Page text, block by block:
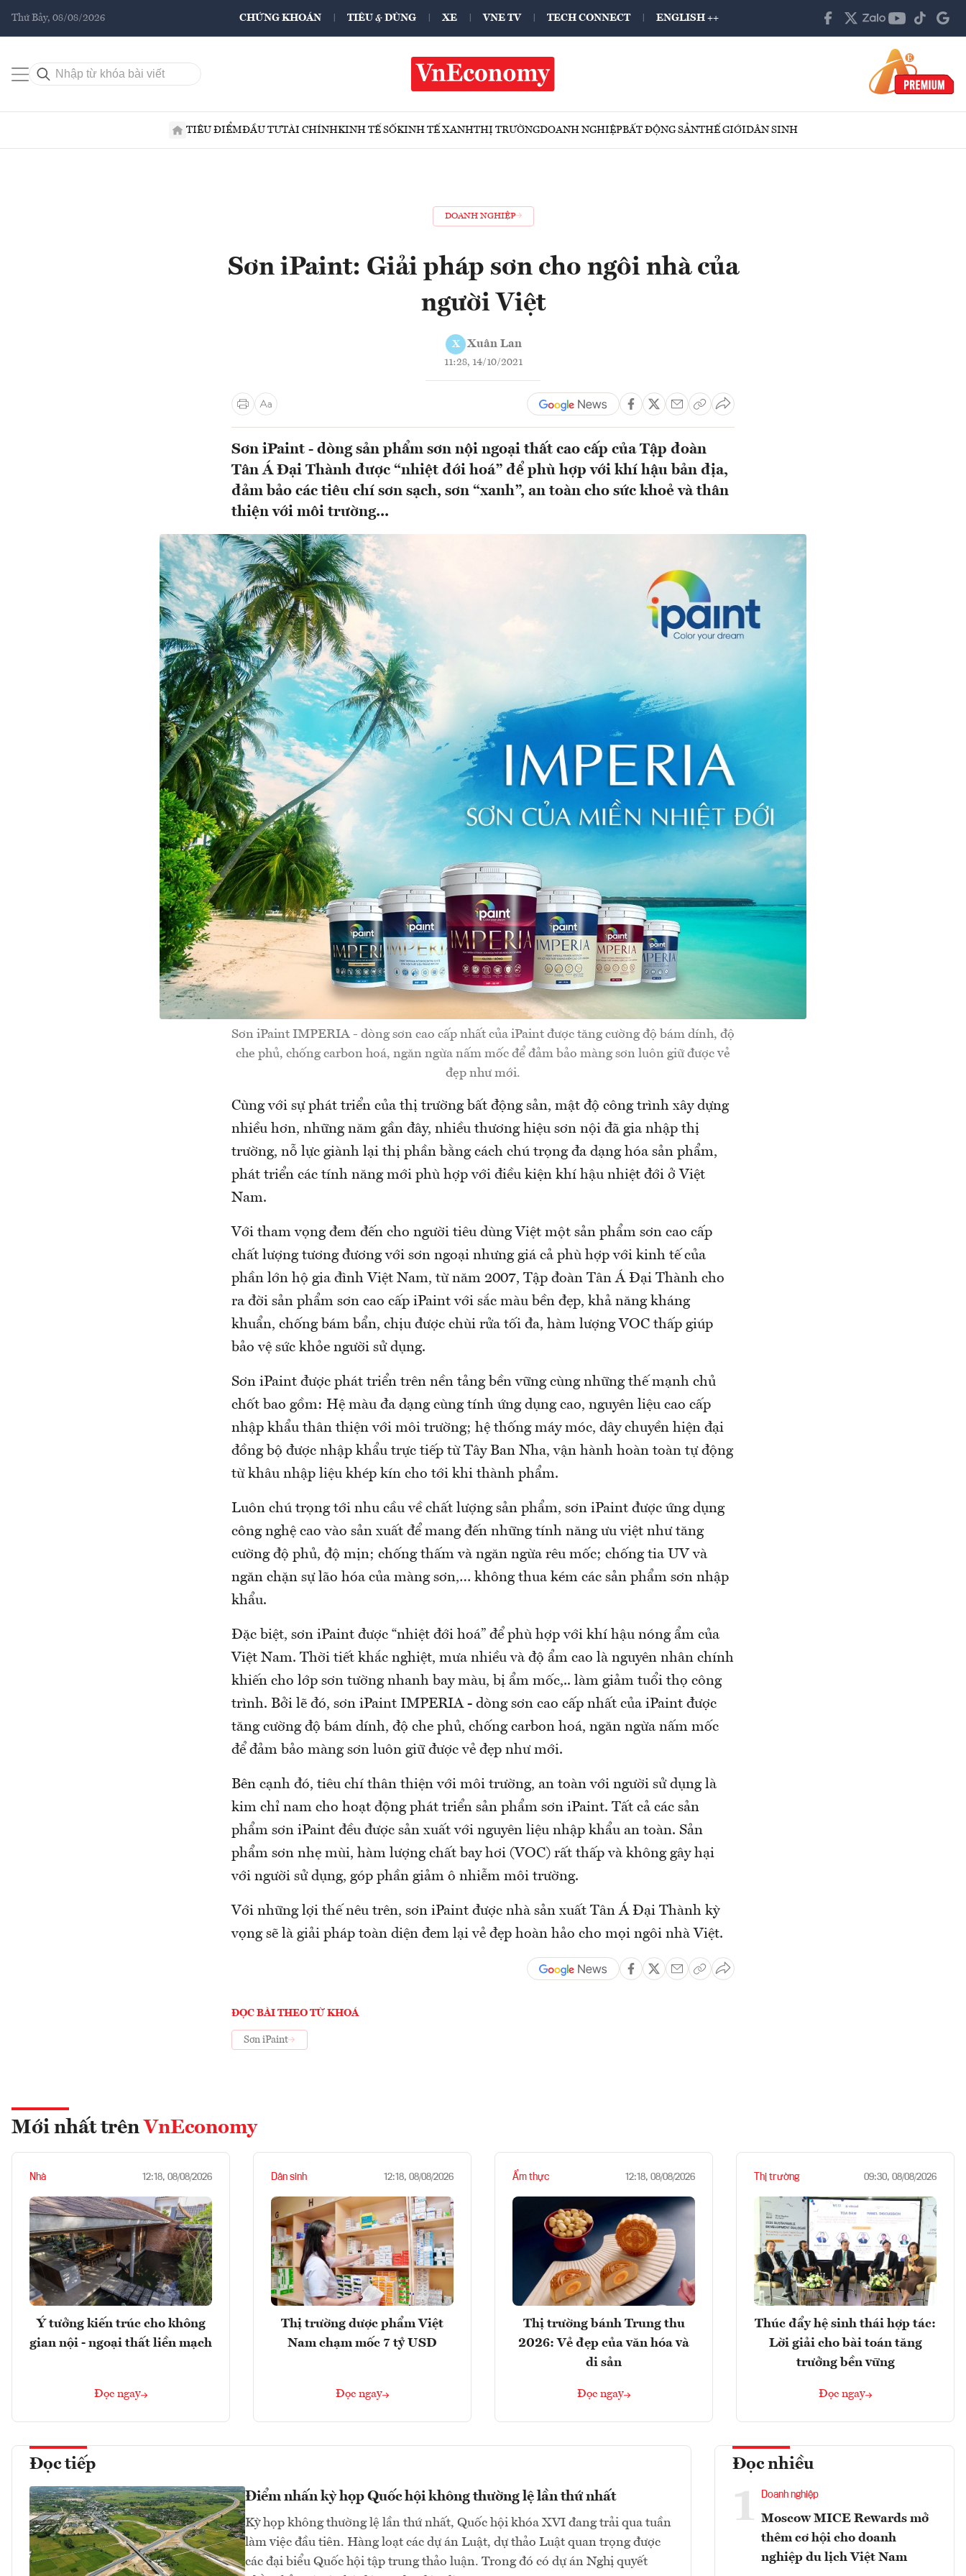
Thứ Bảy, 08/08/2026 CHỨNG KHOÁN TIÊU & DÙNG XE VNE TV TECH CONNECT ENGLISH ++
TIÊU ĐIỂMĐẦU TƯTÀI CHÍNHKINH TẾ SỐKINH TẾ XANHTHỊ TRƯỜNGDOANH NGHIỆPBẤT ĐỘNG SẢNTHẾ GIỚIDÂN SINH
DOANH NGHIỆP
Sơn iPaint: Giải pháp sơn cho ngôi nhà của
người Việt
X Xuân Lan
11:28, 14/10/2021
Sơn iPaint - dòng sản phẩm sơn nội ngoại thất cao cấp của Tập đoàn
Tân Á Đại Thành được “nhiệt đới hoá” để phù hợp với khí hậu bản địa,
đảm bảo các tiêu chí sơn sạch, sơn “xanh”, an toàn cho sức khoẻ và thân
thiện với môi trường...
Sơn iPaint IMPERIA - dòng sơn cao cấp nhất của iPaint được tăng cường độ bám dính, độ
che phủ, chống carbon hoá, ngăn ngừa nấm mốc để đảm bảo màng sơn luôn giữ được vẻ
đẹp như mới.
Cùng với sự phát triển của thị trường bất động sản, mật độ công trình xây dựng
nhiều hơn, những năm gần đây, nhiều thương hiệu sơn nội đã gia nhập thị
trường, nỗ lực giành lại thị phần bằng cách chú trọng đa dạng hóa sản phẩm,
phát triển các tính năng mới phù hợp với điều kiện khí hậu nhiệt đới ở Việt
Nam.
Với tham vọng đem đến cho người tiêu dùng Việt một sản phẩm sơn cao cấp
chất lượng tương đương với sơn ngoại nhưng giá cả phù hợp với kinh tế của
phần lớn hộ gia đình Việt Nam, từ năm 2007, Tập đoàn Tân Á Đại Thành cho
ra đời sản phẩm sơn cao cấp iPaint với sắc màu bền đẹp, khả năng kháng
khuẩn, chống bám bẩn, chịu được chùi rửa tối đa, hàm lượng VOC thấp giúp
bảo vệ sức khỏe người sử dụng.
Sơn iPaint được phát triển trên nền tảng bền vững cùng những thế mạnh chủ
chốt bao gồm: Hệ màu đa dạng cùng tính ứng dụng cao, nguyên liệu cao cấp
nhập khẩu thân thiện với môi trường; hệ thống máy móc, dây chuyền hiện đại
đồng bộ được nhập khẩu trực tiếp từ Tây Ban Nha, vận hành hoàn toàn tự động
từ khâu nhập liệu khép kín cho tới khi thành phẩm.
Luôn chú trọng tới nhu cầu về chất lượng sản phẩm, sơn iPaint được ứng dụng
công nghệ cao vào sản xuất để mang đến những tính năng ưu việt như tăng
cường độ phủ, độ mịn; chống thấm và ngăn ngừa rêu mốc; chống tia UV và
ngăn chặn sự lão hóa của màng sơn,… không thua kém các sản phẩm sơn nhập
khẩu.
Đặc biệt, sơn iPaint được “nhiệt đới hoá” để phù hợp với khí hậu nóng ẩm của
Việt Nam. Thời tiết khắc nghiệt, mưa nhiều và độ ẩm cao là nguyên nhân chính
khiến cho lớp sơn tường nhanh bay màu, bị ẩm mốc,.. làm giảm tuổi thọ công
trình. Bởi lẽ đó, sơn iPaint IMPERIA - dòng sơn cao cấp nhất của iPaint được
tăng cường độ bám dính, độ che phủ, chống carbon hoá, ngăn ngừa nấm mốc
để đảm bảo màng sơn luôn giữ được vẻ đẹp như mới.
Bên cạnh đó, tiêu chí thân thiện với môi trường, an toàn với người sử dụng là
kim chỉ nam cho hoạt động phát triển sản phẩm sơn iPaint. Tất cả các sản
phẩm sơn iPaint đều được sản xuất với nguyên liệu nhập khẩu an toàn. Sản
phẩm sơn nhẹ mùi, hàm lượng chất bay hơi (VOC) rất thấp và không gây hại
với người sử dụng, góp phần giảm ô nhiễm môi trường.
Với những lợi thế nêu trên, sơn iPaint được nhà sản xuất Tân Á Đại Thành kỳ
vọng sẽ là giải pháp toàn diện đem lại vẻ đẹp hoàn hảo cho mọi ngôi nhà Việt.
ĐỌC BÀI THEO TỪ KHOÁ
Sơn iPaint
Mới nhất trên VnEconomy
Nhà 12:18, 08/08/2026
Ý tưởng kiến trúc cho không
gian nội - ngoại thất liền mạch
Đọc ngay
Dân sinh 12:18, 08/08/2026
Thị trường dược phẩm Việt
Nam chạm mốc 7 tỷ USD
Đọc ngay
Ẩm thực 12:18, 08/08/2026
Thị trường bánh Trung thu
2026: Vẻ đẹp của văn hóa và
di sản
Đọc ngay
Thị trường 09:30, 08/08/2026
Thúc đẩy hệ sinh thái hợp tác:
Lời giải cho bài toán tăng
trưởng bền vững
Đọc ngay
Đọc tiếp
Điểm nhấn kỳ họp Quốc hội không thường lệ lần thứ nhất
Kỳ họp không thường lệ lần thứ nhất, Quốc hội khóa XVI đang trải qua tuần
làm việc đầu tiên. Hàng loạt các dự án Luật, dự thảo Luật quan trọng được
các đại biểu Quốc hội tập trung thảo luận. Trong đó có dự án Nghị quyết
Đọc nhiều
1 Doanh nghiệp
Moscow MICE Rewards mở
thêm cơ hội cho doanh
nghiệp du lịch Việt Nam